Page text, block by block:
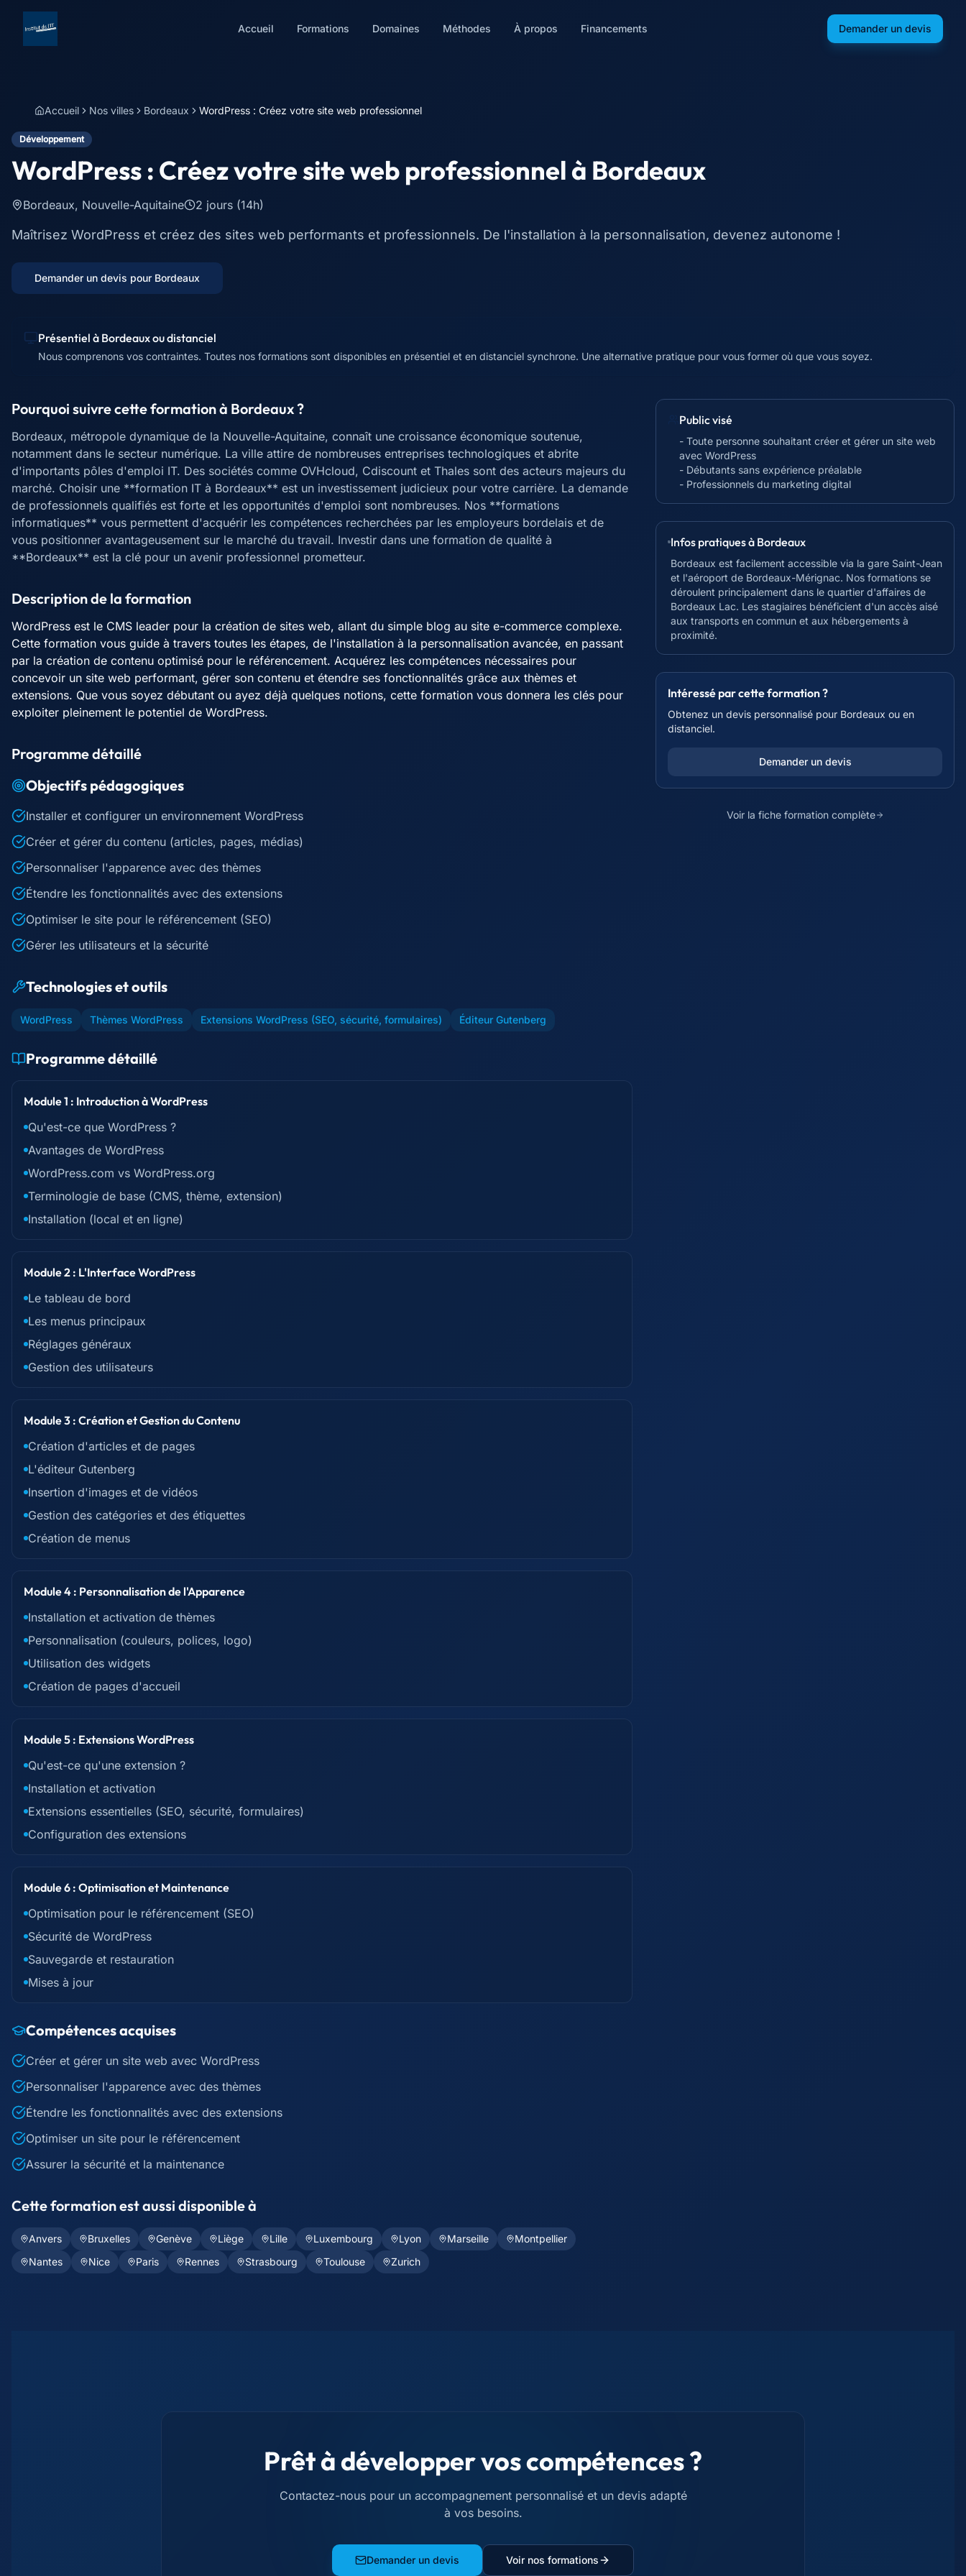
Accueil Formations Domaines Méthodes À propos Financements Demander un devis
Accueil Nos villes Bordeaux WordPress : Créez votre site web professionnel
Développement
WordPress : Créez votre site web professionnelà Bordeaux
Bordeaux, Nouvelle-Aquitaine 2 jours (14h)
Maîtrisez WordPress et créez des sites web performants et professionnels. De l'installation à la personnalisation, devenez autonome !
Demander un devis pour Bordeaux
Présentiel à Bordeauxou distanciel
Nous comprenons vos contraintes. Toutes nos formations sont disponibles en présentiel et en distanciel synchrone. Une alternative pratique pour vous former où que vous soyez.
Pourquoi suivre cette formation à Bordeaux?
Bordeaux, métropole dynamique de la Nouvelle-Aquitaine, connaît une croissance économique soutenue,
notamment dans le secteur numérique. La ville attire de nombreuses entreprises technologiques et abrite
d'importants pôles d'emploi IT. Des sociétés comme OVHcloud, Cdiscount et Thales sont des acteurs majeurs du
marché. Choisir une **formation IT à Bordeaux** est un investissement judicieux pour votre carrière. La demande
de professionnels qualifiés est forte et les opportunités d'emploi sont nombreuses. Nos **formations
informatiques** vous permettent d'acquérir les compétences recherchées par les employeurs bordelais et de
vous positionner avantageusement sur le marché du travail. Investir dans une formation de qualité à
**Bordeaux** est la clé pour un avenir professionnel prometteur.
Description de la formation
WordPress est le CMS leader pour la création de sites web, allant du simple blog au site e-commerce complexe.
Cette formation vous guide à travers toutes les étapes, de l'installation à la personnalisation avancée, en passant
par la création de contenu optimisé pour le référencement. Acquérez les compétences nécessaires pour
concevoir un site web performant, gérer son contenu et étendre ses fonctionnalités grâce aux thèmes et
extensions. Que vous soyez débutant ou ayez déjà quelques notions, cette formation vous donnera les clés pour
exploiter pleinement le potentiel de WordPress.
Programme détaillé
Objectifs pédagogiques
Installer et configurer un environnement WordPress
Créer et gérer du contenu (articles, pages, médias)
Personnaliser l'apparence avec des thèmes
Étendre les fonctionnalités avec des extensions
Optimiser le site pour le référencement (SEO)
Gérer les utilisateurs et la sécurité
Technologies et outils
WordPress Thèmes WordPress Extensions WordPress (SEO, sécurité, formulaires) Éditeur Gutenberg
Programme détaillé
Module 1 : Introduction à WordPress
Qu'est-ce que WordPress ?
Avantages de WordPress
WordPress.com vs WordPress.org
Terminologie de base (CMS, thème, extension)
Installation (local et en ligne)
Module 2 : L'Interface WordPress
Le tableau de bord
Les menus principaux
Réglages généraux
Gestion des utilisateurs
Module 3 : Création et Gestion du Contenu
Création d'articles et de pages
L'éditeur Gutenberg
Insertion d'images et de vidéos
Gestion des catégories et des étiquettes
Création de menus
Module 4 : Personnalisation de l'Apparence
Installation et activation de thèmes
Personnalisation (couleurs, polices, logo)
Utilisation des widgets
Création de pages d'accueil
Module 5 : Extensions WordPress
Qu'est-ce qu'une extension ?
Installation et activation
Extensions essentielles (SEO, sécurité, formulaires)
Configuration des extensions
Module 6 : Optimisation et Maintenance
Optimisation pour le référencement (SEO)
Sécurité de WordPress
Sauvegarde et restauration
Mises à jour
Compétences acquises
Créer et gérer un site web avec WordPress
Personnaliser l'apparence avec des thèmes
Étendre les fonctionnalités avec des extensions
Optimiser un site pour le référencement
Assurer la sécurité et la maintenance
Cette formation est aussi disponible à
Anvers Bruxelles Genève Liège Lille Luxembourg Lyon Marseille
Montpellier
Nantes
Nice Paris Rennes Strasbourg Toulouse Zurich
Public visé
- Toute personne souhaitant créer et gérer un site web
avec WordPress
- Débutants sans expérience préalable
- Professionnels du marketing digital
Infos pratiques à Bordeaux
Bordeaux est facilement accessible via la gare Saint-Jean
et l'aéroport de Bordeaux-Mérignac. Nos formations se
déroulent principalement dans le quartier d'affaires de
Bordeaux Lac. Les stagiaires bénéficient d'un accès aisé
aux transports en commun et aux hébergements à
proximité.
Intéressé par cette formation ?
Obtenez un devis personnalisé pour Bordeaux ou en
distanciel.
Demander un devis
Voir la fiche formation complète
Prêt à développer vos compétences ?
Contactez-nous pour un accompagnement personnalisé et un devis adapté
à vos besoins.
Demander un devis Voir nos formations